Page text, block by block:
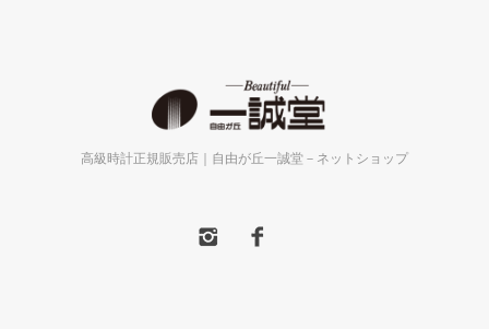
高級時計正規販売店｜自由が丘一誠堂－ネットショップ